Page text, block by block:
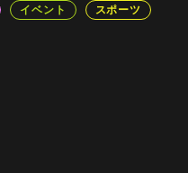
イベント
スポーツ